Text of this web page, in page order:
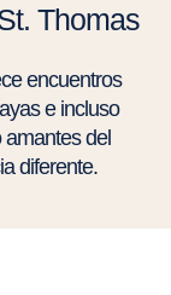
Thomas
encuentros
e incluso
amantes del
diferente.